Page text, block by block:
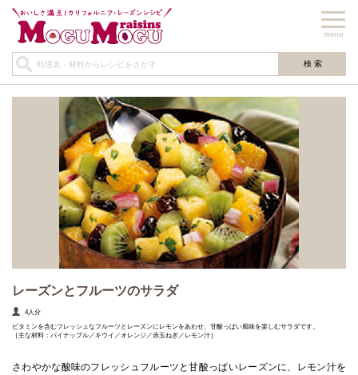
menu
レーズンとフルーツのサラダ
4人分
ビタミンを含むフレッシュなフルーツとレーズンにレモンをあわせ、甘酸っぱい風味を楽しむサラダです。
［主な材料：パイナップル／キウイ／オレンジ／赤玉ねぎ／レモン汁］
さわやかな酸味のフレッシュフルーツと甘酸っぱいレーズンに、レモン汁を